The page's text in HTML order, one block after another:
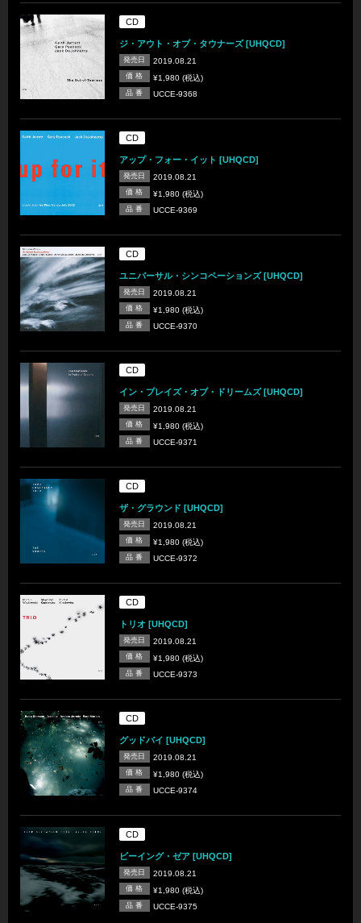
CD
ジ・アウト・オブ・タウナーズ [UHQCD]
発売日 2019.08.21
価 格 ¥1,980 (税込)
品 番 UCCE-9368
CD
アップ・フォー・イット [UHQCD]
発売日 2019.08.21
価 格 ¥1,980 (税込)
品 番 UCCE-9369
CD
ユニバーサル・シンコペーションズ [UHQCD]
発売日 2019.08.21
価 格 ¥1,980 (税込)
品 番 UCCE-9370
CD
イン・プレイズ・オブ・ドリームズ [UHQCD]
発売日 2019.08.21
価 格 ¥1,980 (税込)
品 番 UCCE-9371
CD
ザ・グラウンド [UHQCD]
発売日 2019.08.21
価 格 ¥1,980 (税込)
品 番 UCCE-9372
CD
トリオ [UHQCD]
発売日 2019.08.21
価 格 ¥1,980 (税込)
品 番 UCCE-9373
CD
グッドバイ [UHQCD]
発売日 2019.08.21
価 格 ¥1,980 (税込)
品 番 UCCE-9374
CD
ビーイング・ゼア [UHQCD]
発売日 2019.08.21
価 格 ¥1,980 (税込)
品 番 UCCE-9375